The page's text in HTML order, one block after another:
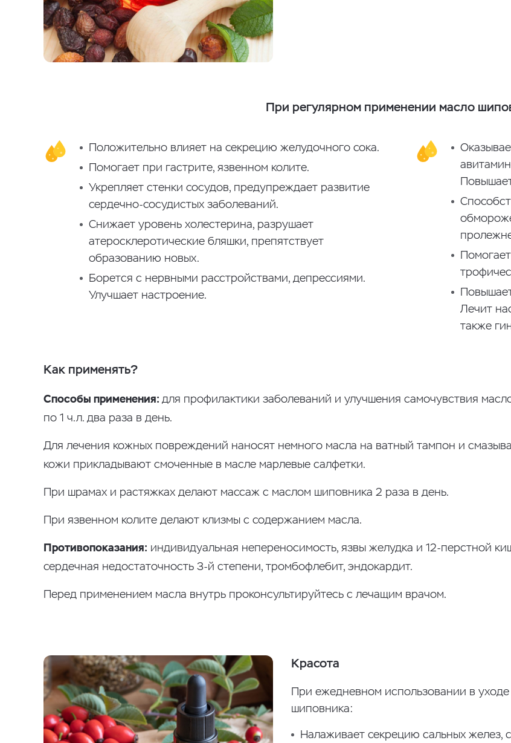
При регулярном применении масло
Положительно влияет на секрецию желудочного сока.
Помогает при гастрите, язвенном колите.
Укрепляет стенки сосудов, предупреждает развитие
сердечно-сосудистых заболеваний.
Снижает уровень холестерина, разрушает
атеросклеротические бляшки, препятствует
образованию новых.
Борется с нервными расстройствами, депрессиями.
Улучшает настроение.
Лечит
также
Как применять?
Способы применения: для профилактики заболеваний и улучшения самочувствия
по 1 ч.л. два раза в день.
Для лечения кожных повреждений наносят немного масла на ватный тампон и
кожи прикладывают смоченные в масле марлевые салфетки.
При шрамах и растяжках делают массаж с маслом шиповника 2 раза в день.
При язвенном колите делают клизмы с содержанием масла.
Противопоказания: индивидуальная непереносимость, язвы желудка и 12-перстной
сердечная недостаточность 3-й степени, тромбофлебит, эндокардит.
Перед применением масла внутрь проконсультируйтесь с лечащим врачом.
Красота
При ежедневном использовании в
шиповника:
Налаживает секрецию сальных желез,